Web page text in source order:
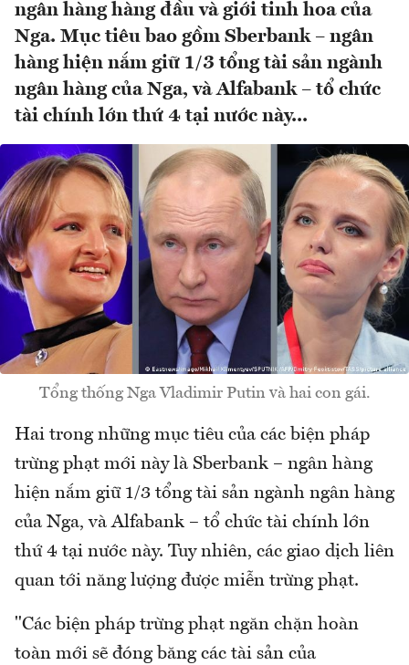
ngân hàng hàng đầu và giới tinh hoa của
Nga. Mục tiêu bao gồm Sberbank – ngân
hàng hiện nắm giữ 1/3 tổng tài sản ngành
ngân hàng của Nga, và Alfabank – tổ chức
tài chính lớn thứ 4 tại nước này...
Tổng thống Nga Vladimir Putin và hai con gái.
Hai trong những mục tiêu của các biện pháp
trừng phạt mới này là Sberbank – ngân hàng
hiện nắm giữ 1/3 tổng tài sản ngành ngân hàng
của Nga, và Alfabank – tổ chức tài chính lớn
thứ 4 tại nước này. Tuy nhiên, các giao dịch liên
quan tới năng lượng được miễn trừng phạt.
"Các biện pháp trừng phạt ngăn chặn hoàn
toàn mới sẽ đóng băng các tài sản của